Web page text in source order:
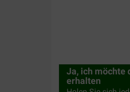
Ja, ich möchte
erhalten